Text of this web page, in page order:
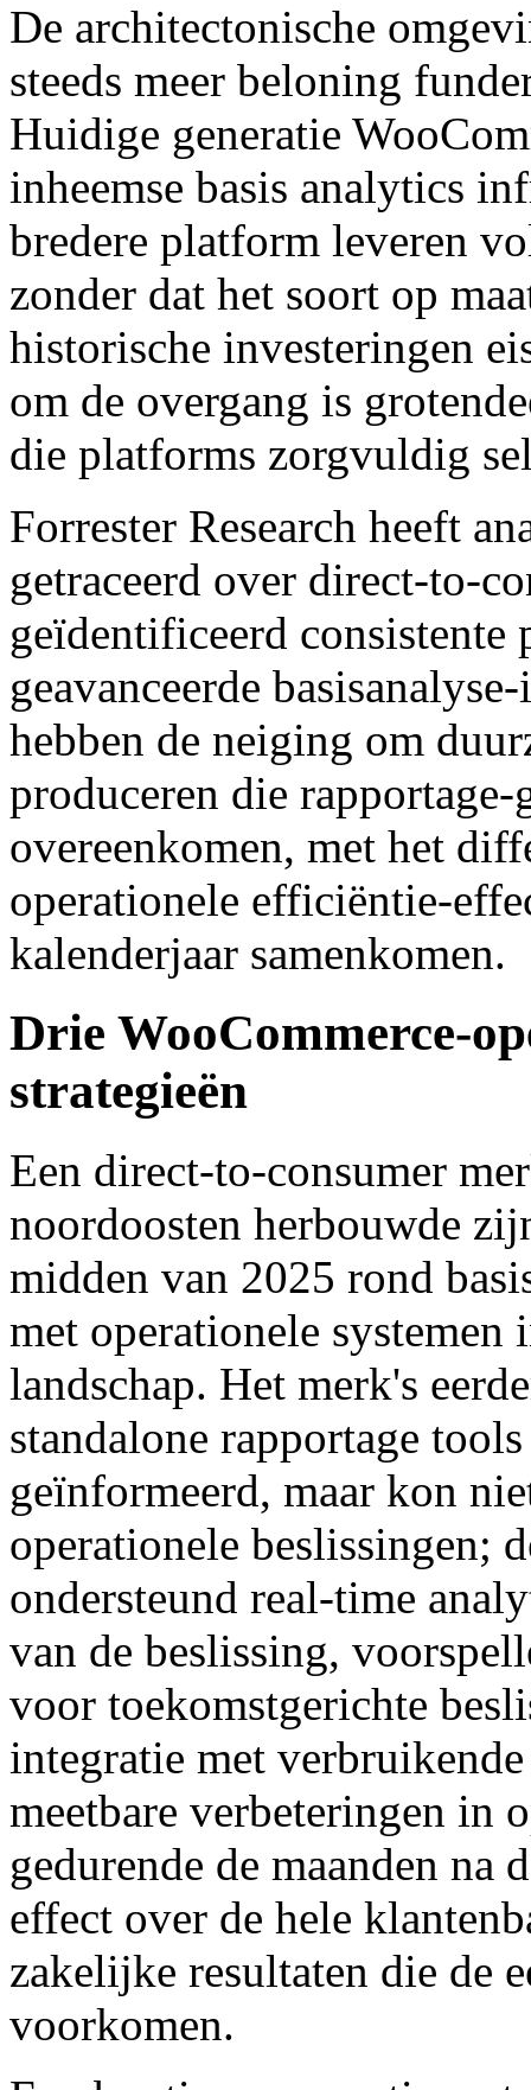
De architectonische
steeds meer beloning
Huidige generatie
inheemse basis analytics
bredere platform leveren
zonder dat het soort op
historische investeringen
om de overgang is
die platforms zorgvuldig
Forrester Research heeft
getraceerd over direct-to-
geïdentificeerd consistente
geavanceerde
hebben de neiging om
produceren die
overeenkomen, met het
operationele efficiëntie-
kalenderjaar samenkomen.
Drie WooCommerce-
strategieën
Een direct-to-consumer
noordoosten herbouwde
midden van 2025 rond
met operationele systemen
landschap. Het merk's
standalone rapportage
geïnformeerd, maar kon
operationele beslissingen;
ondersteund real-time
van de beslissing,
voor toekomstgerichte
integratie met
meetbare verbeteringen in
gedurende de maanden na
effect over de hele
zakelijke resultaten die de
voorkomen.